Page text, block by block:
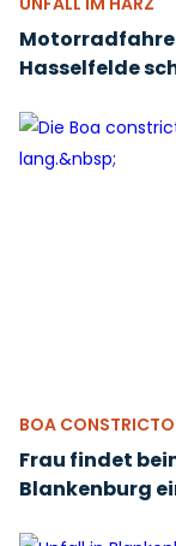
Hasselfelde
BOA
Frau findet
Blankenburg